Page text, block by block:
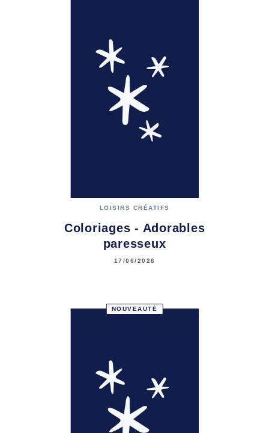
LOISIRS CRÉATIFS
Coloriages - Adorables
paresseux
17/06/2026
NOUVEAUTÉ